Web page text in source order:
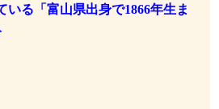
いる「富山県出身で1866年生ま